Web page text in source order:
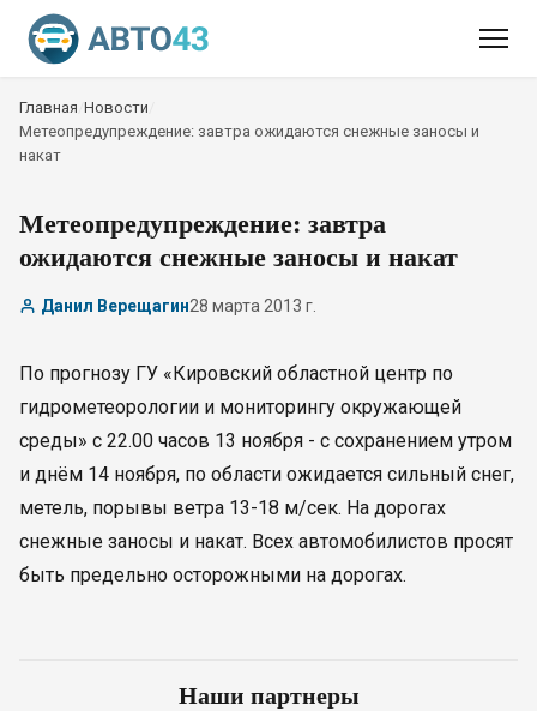
Главная Новости
Метеопредупреждение: завтра ожидаются снежные заносы и
накат
Метеопредупреждение: завтра
ожидаются снежные заносы и накат
Данил Верещагин28 марта 2013 г.
По прогнозу ГУ «Кировский областной центр по
гидрометеорологии и мониторингу окружающей
среды» с 22.00 часов 13 ноября - с сохранением утром
и днём 14 ноября, по области ожидается сильный снег,
метель, порывы ветра 13-18 м/сек. На дорогах
снежные заносы и накат. Всех автомобилистов просят
быть предельно осторожными на дорогах.
Наши партнеры